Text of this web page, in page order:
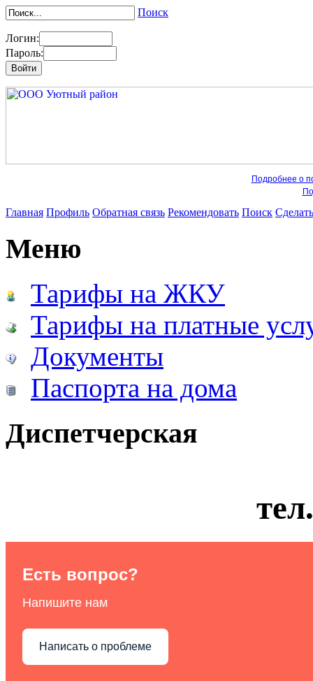
Поиск
Логин:
Пароль:
Подробнее о
Главная Профиль Обратная связь Рекомендовать Поиск
Меню
Тарифы на ЖКУ
Тарифы на платные
Документы
Паспорта на дома
Диспетчерская
Есть вопрос?
Напишите нам
Написать о проблеме